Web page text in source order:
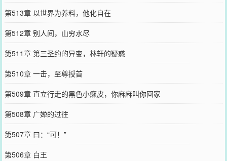
第513章 以世界为养料，他化自在
第512章 别人间，山穷水尽
第511章 第三圣约的异变，林轩的疑惑
第510章 一击，至尊授首
第509章 直立行走的黑色小癞皮，你麻麻叫你回家
第508章 广婵的过往
第507章 曰：“可！”
第506章 白王